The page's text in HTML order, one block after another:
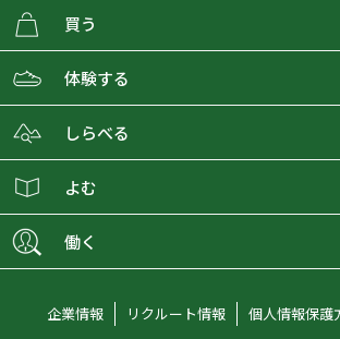
買う
ECMALLの商品をさがす
取り扱いブランド一覧
ショップブログ
会員募集
体験する
おとな女子登山部
グラビティリサーチ
しらべる
登山レポート
オンラインコンシェルジュ
よむ
好日山荘マガジン
働く
企業情報 リクルート情報 個人情報保護